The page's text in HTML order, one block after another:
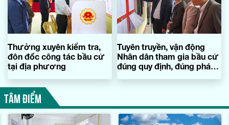
Thường xuyên kiểm tra,
đôn đốc công tác bầu cử
tại địa phương
Tuyên truyền, vận động
Nhân dân tham gia bầu cử
đúng quy định, đúng pháp
TÂM ĐIỂM